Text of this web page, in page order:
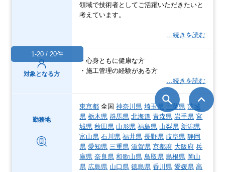
領域で技術者としてご活躍いただきたいと
考えています。
…続きを読む
対象となる方
・心身ともに健康な方
・施工管理の経験がある方
…続きを読む
勤務地
東京都 全国神奈川県 埼玉県 千葉県 茨城
県 栃木県 群馬県 北海道 青森県 岩手県 宮
城県 秋田県 山形県 福島県 山梨県 新潟県
富山県 石川県 福井県 長野県 岐阜県 静岡
県 愛知県 三重県 滋賀県 京都府 大阪府 兵
庫県 奈良県 和歌山県 鳥取県 島根県 岡山
県 広島県 山口県 徳島県 香川県 愛媛県 高
1-20 / 20件